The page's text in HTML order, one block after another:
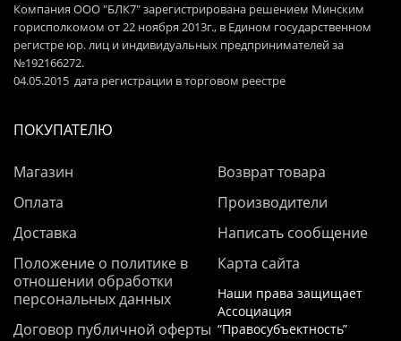
Компания ООО "БЛК7" зарегистрирована решением Минским
горисполкомом от 22 ноября 2013г., в Едином государственном
регистре юр. лиц и индивидуальных предпринимателей за
№192166272.
04.05.2015 дата регистрации в торговом реестре
ПОКУПАТЕЛЮ
Магазин
Оплата
Доставка
Положение о политике в
отношении обработки
персональных данных
Договор публичной оферты
Возврат товара
Производители
Написать сообщение
Карта сайта
Наши права защищает
Ассоциация
“Правосубъектность”